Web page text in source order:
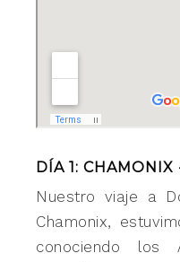
DÍA 1:
Nuestro viaje a
Chamonix,
conociendo los